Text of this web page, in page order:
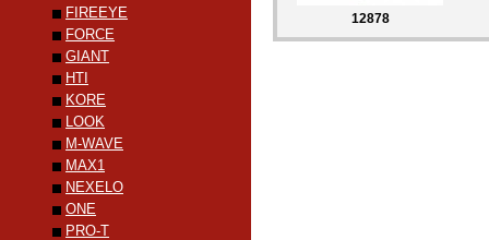
12878
FIREEYE
FORCE
GIANT
HTI
KORE
LOOK
M-WAVE
MAX1
NEXELO
ONE
PRO-T